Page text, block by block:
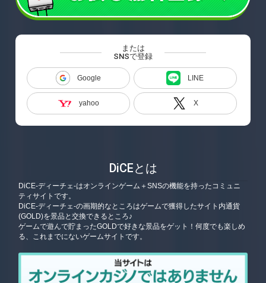
または
SNSで登録
Google LINE
yahoo X
DiCEとは
DiCE-ディーチェ-はオンラインゲーム＋SNSの機能を持ったコミュニ
ティサイトです。
DiCE-ディーチェ-の画期的なところはゲームで獲得したサイト内通貨
(GOLD)を景品と交換できるところ♪
ゲームで遊んで貯まったGOLDで好きな景品をゲット！何度でも楽しめ
る、これまでにないゲームサイトです。